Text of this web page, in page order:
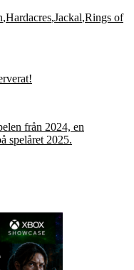
,Hardacres,Jackal,Rings of
från 2024, en
spelåret 2025.